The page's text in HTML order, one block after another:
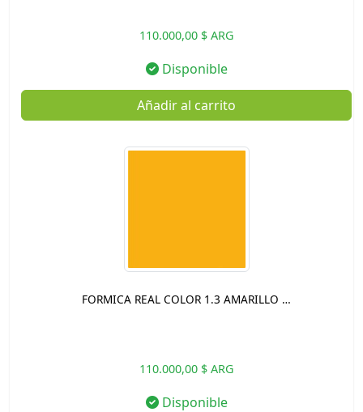
110.000,00 $ ARG
Disponible
Añadir al carrito
FORMICA REAL COLOR 1.3 AMARILLO …
110.000,00 $ ARG
Disponible